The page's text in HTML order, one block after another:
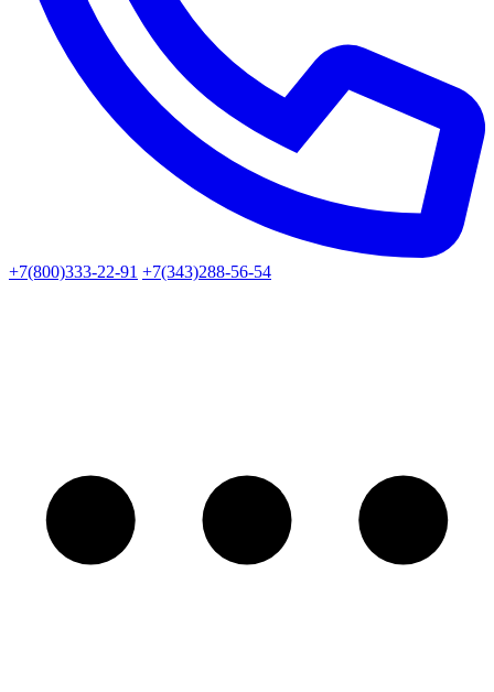
+7(800)333-22-91 +7(343)288-56-54